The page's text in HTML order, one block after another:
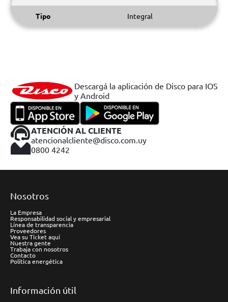
Tipo Integral
Descargá la aplicación de Disco para IOS
y Android
ATENCIÓN AL CLIENTE
atencionalcliente@disco.com.uy
0800 4242
Nosotros
La Empresa
Responsabilidad social y empresarial
Línea de transparencia
Proveedores
Vea su Ticket aquí
Nuestra gente
Trabaja con nosotros
Contacto
Política energética
Información útil